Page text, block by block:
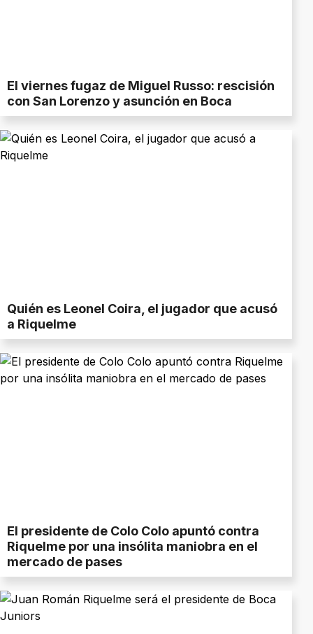
El viernes fugaz de Miguel Russo: rescisión
con San Lorenzo y asunción en Boca
Quién es Leonel Coira, el jugador que acusó
a Riquelme
El presidente de Colo Colo apuntó contra
Riquelme por una insólita maniobra en el
mercado de pases